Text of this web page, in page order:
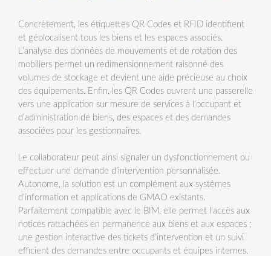
Concrètement, les étiquettes QR Codes et RFID identifient
et géolocalisent tous les biens et les espaces associés.
L’analyse des données de mouvements et de rotation des
mobiliers permet un redimensionnement raisonné des
volumes de stockage et devient une aide précieuse au choix
des équipements. Enfin, les QR Codes ouvrent une passerelle
vers une application sur mesure de services à l’occupant et
d’administration de biens, des espaces et des demandes
associées pour les gestionnaires.
Le collaborateur peut ainsi signaler un dysfonctionnement ou
effectuer une demande d’intervention personnalisée.
Autonome, la solution est un complément aux systèmes
d’information et applications de GMAO existants.
Parfaitement compatible avec le BIM, elle permet l’accès aux
notices rattachées en permanence aux biens et aux espaces ;
une gestion interactive des tickets d’intervention et un suivi
efficient des demandes entre occupants et équipes internes.